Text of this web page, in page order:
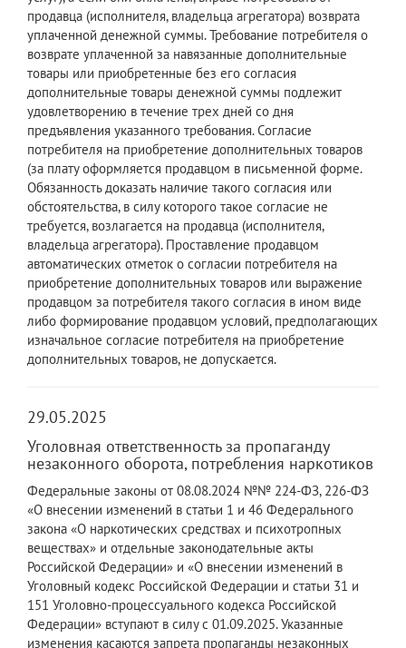
продавца (исполнителя, владельца агрегатора) возврата
уплаченной денежной суммы. Требование потребителя о
возврате уплаченной за навязанные дополнительные
товары или приобретенные без его согласия
дополнительные товары денежной суммы подлежит
удовлетворению в течение трех дней со дня
предъявления указанного требования. Согласие
потребителя на приобретение дополнительных товаров
(за плату оформляется продавцом в письменной форме.
Обязанность доказать наличие такого согласия или
обстоятельства, в силу которого такое согласие не
требуется, возлагается на продавца (исполнителя,
владельца агрегатора). Проставление продавцом
автоматических отметок о согласии потребителя на
приобретение дополнительных товаров или выражение
продавцом за потребителя такого согласия в ином виде
либо формирование продавцом условий, предполагающих
изначальное согласие потребителя на приобретение
дополнительных товаров, не допускается.
29.05.2025
Уголовная ответственность за пропаганду
незаконного оборота, потребления наркотиков
Федеральные законы от 08.08.2024 №№ 224-ФЗ, 226-ФЗ
«О внесении изменений в статьи 1 и 46 Федерального
закона «О наркотических средствах и психотропных
веществах» и отдельные законодательные акты
Российской Федерации» и «О внесении изменений в
Уголовный кодекс Российской Федерации и статьи 31 и
151 Уголовно-процессуального кодекса Российской
Федерации» вступают в силу с 01.09.2025. Указанные
изменения касаются запрета пропаганды незаконных